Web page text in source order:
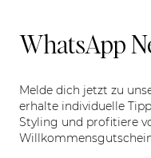
WhatsApp
Melde dich jetzt zu
erhalte individuelle
Styling und profitiere